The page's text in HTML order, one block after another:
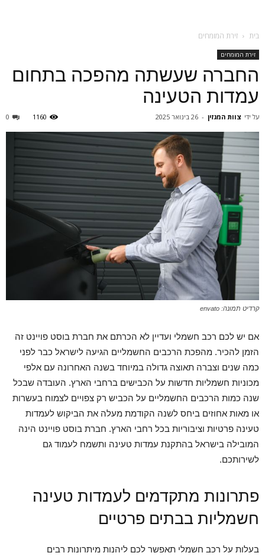
בית זירת המומחים
זירת המומחים
החברה שעשתה מהפכה בתחום
עמדות הטעינה
על ידי צוות המגזין - 26 בינואר 2025 0 1160
קרדיט תמונה: envato
אם יש לכם רכב חשמלי ועדיין לא הכרתם את חברת בוסט פויינט זה
הזמן להכיר. מהפכת הרכבים החשמליים הגיעה לישראל כבר לפני
כמה שנים וצברה תאוצה גדולה במיוחד בשנה האחרונה עם אלפי
מכוניות חשמליות חדשות על הכבישים ברחבי הארץ. העובדה שבכל
שנה כמות הרכבים החשמליים על הכביש רק צפויים לצמוח בעשרות
או מאות אחוזים ביחס לשנה הקודמת מעלה את הביקוש לעמדות
טעינה פרטיות וציבוריות בכל רחבי הארץ. חברת בוסט פויינט הינה
המובילה בישראל בהתקנת עמדות טעינה ותשמח לעמוד גם
לשירותכם.
פתרונות מתקדמים לעמדות טעינה
חשמליות בבתים פרטיים
בעלות על רכב חשמלי תאפשר לכם ליהנות מיתרונות רבים